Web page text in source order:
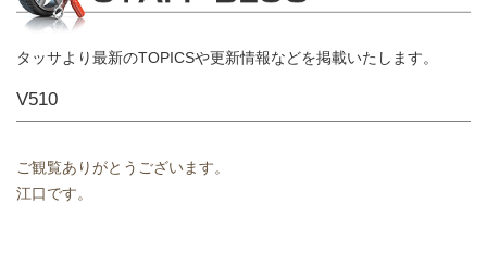
タッサより最新のTOPICSや更新情報などを掲載いたします。
V510
ご観覧ありがとうございます。
江口です。